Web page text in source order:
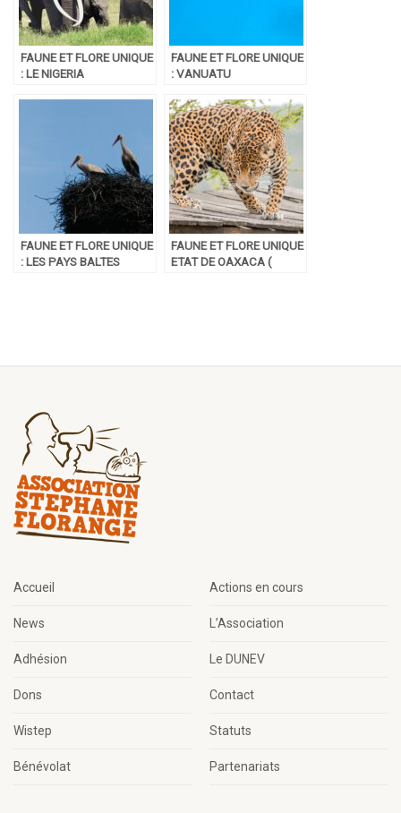
FAUNE ET FLORE UNIQUE
: LE NIGERIA
FAUNE ET FLORE UNIQUE
: VANUATU
FAUNE ET FLORE UNIQUE
: LES PAYS BALTES
FAUNE ET FLORE UNIQUE
ETAT DE OAXACA (
Accueil Actions en cours
News L’Association
Adhésion Le DUNEV
Dons Contact
Wistep Statuts
Bénévolat Partenariats